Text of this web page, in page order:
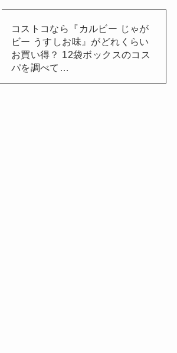
コストコなら『カルビー じゃが
ビー うすしお味』がどれくらい
お買い得？ 12袋ボックスのコス
パを調べて…